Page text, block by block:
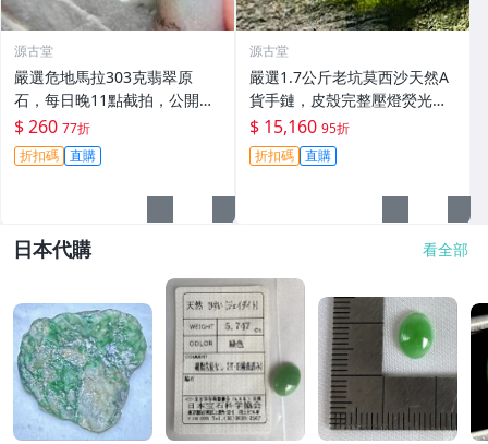
源古堂
嚴選危地馬拉303克翡翠原
石，每日晚11點截拍，公開真
實成交！晴水底開窗表現絕
佳。 危地馬拉 翡翠原石 晴水
底
$ 260 77折
折扣碼 直購
源古堂
嚴選1.7公斤老坑莫西沙天然A
貨手鏈，皮殼完整壓燈熒光強
烈，冰膠感十足底色佳 手鏈 冰
膠 熒光
$ 15,160 95折
折扣碼 直購
日本代購 看全部